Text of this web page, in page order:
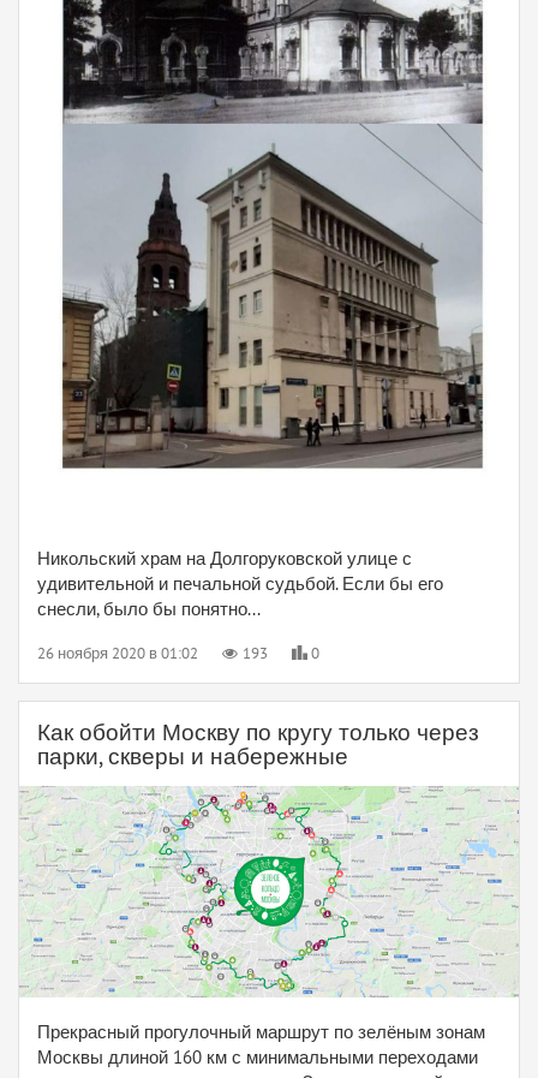
Никольский храм на Долгоруковской улице с
удивительной и печальной судьбой. Если бы его
снесли, было бы понятно...
26 ноября 2020 в 01:02 193 0
Как обойти Москву по кругу только через
парки, скверы и набережные
Прекрасный прогулочный маршрут по зелёным зонам
Москвы длиной 160 км с минимальными переходами